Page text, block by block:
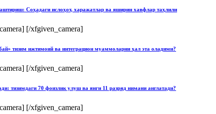
Соҳадаги ислоҳот, харажатлар ва яширин хавфлар таҳлили
[/xfgiven_camera]
тизим ижтимоий ва интеграцион муаммоларни ҳал эта оладими?
[/xfgiven_camera]
тизимдаги 70 фоизлик улуш ва янги 11 разряд нимани англатади?
[/xfgiven_camera]